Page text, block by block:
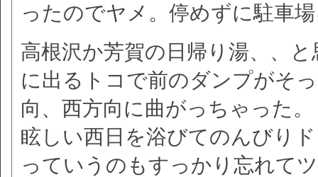
ったのでヤメ。停めずに駐車
高根沢か芳賀の日帰り湯、、
に出るトコで前のダンプがそ
向、西方向に曲がっちゃった。
眩しい西日を浴びてのんびり
っていうのもすっかり忘れて